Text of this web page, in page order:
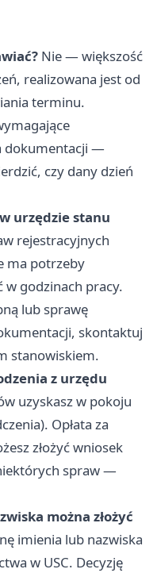
Nie — większość
realizowana jest od
terminu.
dokumentacji —
czy dany dzień
urzędzie stanu
rejestracyjnych
ma potrzeby
godzinach pracy.
lub sprawę
skontaktuj
stanowiskiem.
z urzędu
uzyskasz w pokoju
Opłata za
złożyć wniosek
spraw —
można złożyć
imienia lub nazwiska
w USC. Decyzję